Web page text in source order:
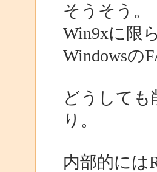
そうそう。
Win9xに限
Windowsの
どうして
り。
内部的には